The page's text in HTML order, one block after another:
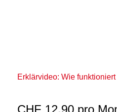
Erklärvideo: Wie
CHF 12.90 pro